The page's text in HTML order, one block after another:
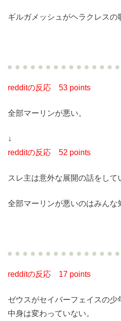
ギルガメッシュがヘラクレスの
redditの反応 53 points
全部マーリンが悪い。
↓
redditの反応 52 points
スレ主は意外な展開の話をして
全部マーリンが悪いのはみんな
redditの反応 17 points
ゼウスがセイバーフェイスの少
中身は変わっていない。